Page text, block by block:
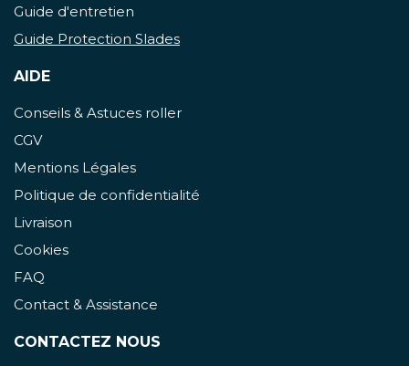
Guide d'entretien
Guide Protection Slades
AIDE
Conseils & Astuces roller
CGV
Mentions Légales
Politique de confidentialité
Livraison
Cookies
FAQ
Contact & Assistance
CONTACTEZ NOUS